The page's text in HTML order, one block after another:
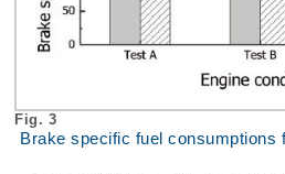
Fig. 3
Brake specific fuel consumptions